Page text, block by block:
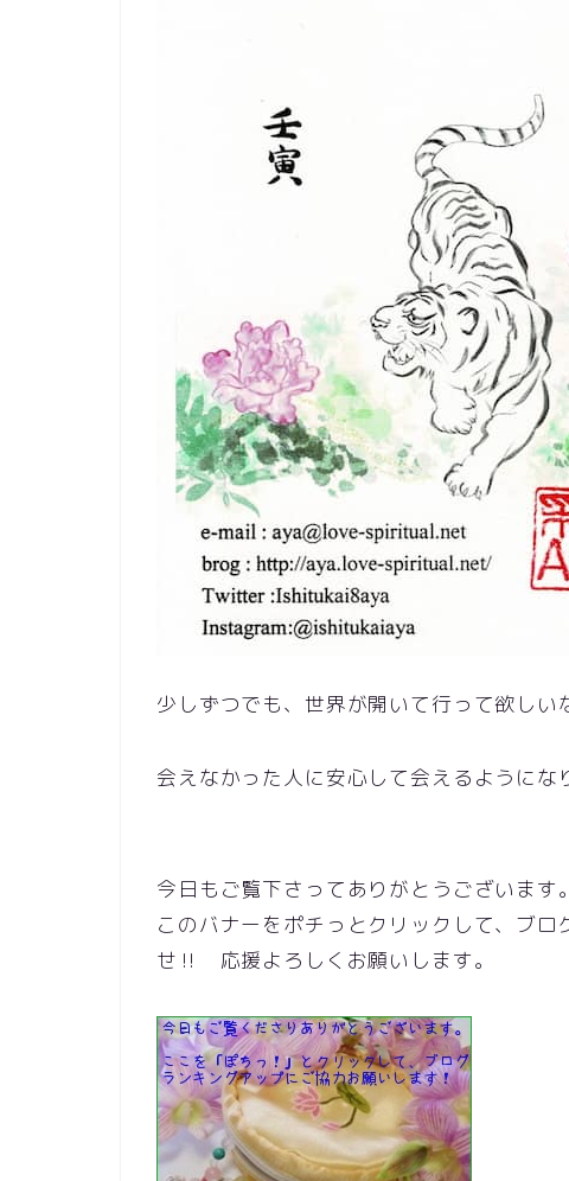
少しずつでも、世界が開いて行って欲しい
会えなかった人に安心して会えるようにな
今日もご覧下さってありがとうございます。
このバナーをポチっとクリックして、ブ
せ‼ 応援よろしくお願いします。